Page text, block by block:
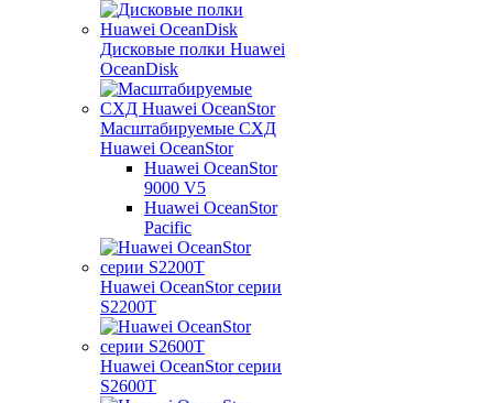
Дисковые полки Huawei
OceanDisk
Масштабируемые СХД
Huawei OceanStor
Huawei OceanStor
9000 V5
Huawei OceanStor
Pacific
Huawei OceanStor серии
S2200T
Huawei OceanStor серии
S2600T